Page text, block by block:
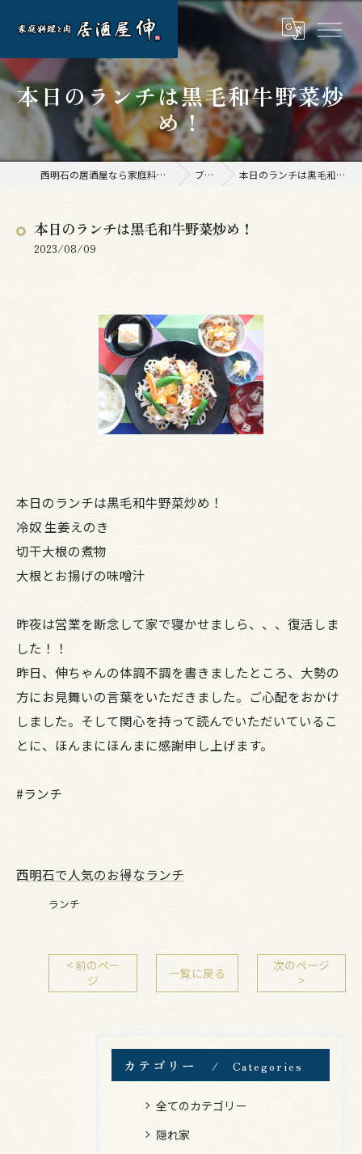
本日のランチは黒毛和牛野菜炒
め！
西明石の居酒屋なら家庭料理と肉 居酒屋 伸 ブログ 本日のランチは黒毛和牛野菜炒め！
本日のランチは黒毛和牛野菜炒め！
2023/08/09
本日のランチは黒毛和牛野菜炒め！
冷奴 生姜えのき
切干大根の煮物
大根とお揚げの味噌汁
昨夜は営業を断念して家で寝かせましら、、、復活しま
した！！
昨日、伸ちゃんの体調不調を書きましたところ、大勢の
方にお見舞いの言葉をいただきました。ご心配をおかけ
しました。そして関心を持って読んでいただいているこ
とに、ほんまにほんまに感謝申し上げます。
#ランチ
西明石で人気のお得なランチ
ランチ
< 前のペー
ジ
一覧に戻る
次のページ
>
カテゴリー Categories
全てのカテゴリー
隠れ家